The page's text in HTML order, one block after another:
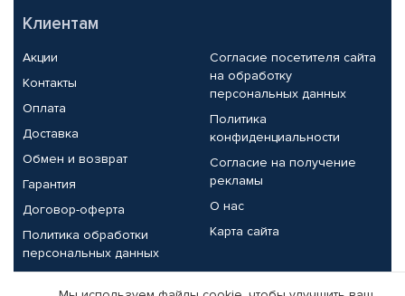
Клиентам
Акции
Контакты
Оплата
Доставка
Обмен и возврат
Гарантия
Договор-оферта
Политика обработки
персональных данных
Согласие посетителя сайта
на обработку
персональных данных
Политика
конфиденциальности
Согласие на получение
рекламы
О нас
Карта сайта